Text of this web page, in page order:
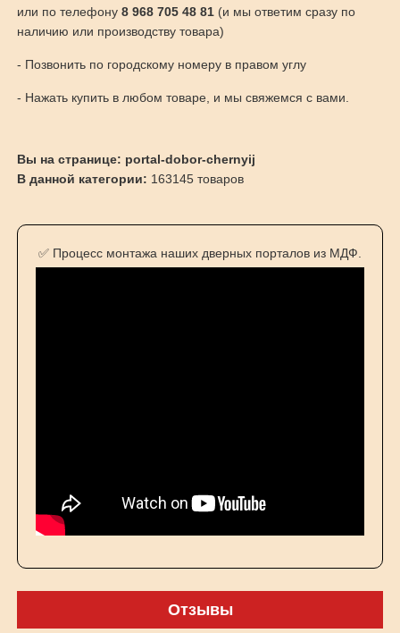
или по телефону 8 968 705 48 81(и мы ответим сразу по
наличию или производству товара)
- Позвонить по городскому номеру в правом углу
- Нажать купить в любом товаре, и мы свяжемся с вами.
Вы на странице: portal-dobor-chernyij
В данной категории: 163145 товаров
✅ Процесс монтажа наших дверных порталов из МДФ.
Отзывы